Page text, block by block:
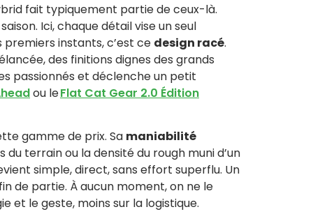
fait typiquement partie de ceux-là.
Ici, chaque détail vise un seul
instants, c’est ce design racé.
des finitions dignes des grands
passionnés et déclenche un petit
ou leFlat Cat Gear 2.0 Édition
gamme de prix. Sa maniabilité
terrain ou la densité du rough muni d’un
simple, direct, sans effort superflu. Un
de partie. À aucun moment, on ne le
et le geste, moins sur la logistique.